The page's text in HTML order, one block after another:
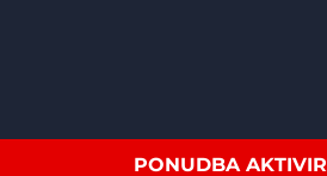
PONUDBA